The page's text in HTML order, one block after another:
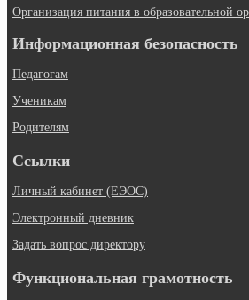
Организация питания в образовательной
Информационная безопасность
Педагогам
Ученикам
Родителям
Ссылки
Личный кабинет (ЕЭОС)
Электронный дневник
Задать вопрос директору
Функциональная грамотность